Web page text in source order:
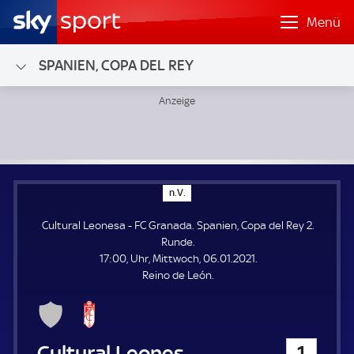
Menü
SPANIEN, COPA DEL REY
n.V.
.
.
Cultural Leonesa - FC Granada. Spanien, Copa del Rey 2.
Runde.
17:00, Uhr, Mittwoch, 06.01.2021.
Reino de León.